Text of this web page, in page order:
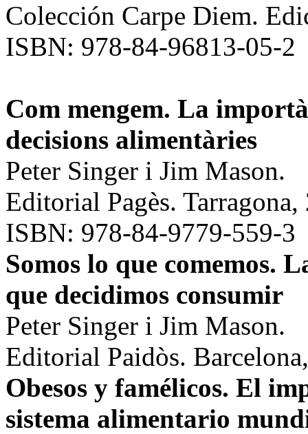
Colección Carpe Diem.
ISBN: 978-84-96813-05-2
Com mengem. La
decisions alimentàries
Peter Singer i Jim Mason.
Editorial Pagès. Tarragona,
ISBN: 978-84-9779-559-3
Somos lo que comemos.
que decidimos consumir
Peter Singer i Jim Mason.
Editorial Paidòs.
Obesos y famélicos. El
sistema alimentario